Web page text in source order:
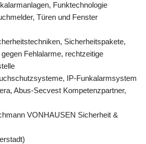
Funktechnologie
Türen und Fenster
Sicherheitspakete,
Fehlalarme, rechtzeitige
IP-Funkalarmsystem
Abus-Secvest Kompetenzpartner,
VONHAUSEN Sicherheit &